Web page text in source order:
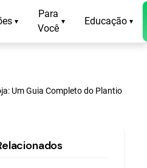
▾
Para
Você
▾ Educação ▾
Um Guia Completo do Plantio